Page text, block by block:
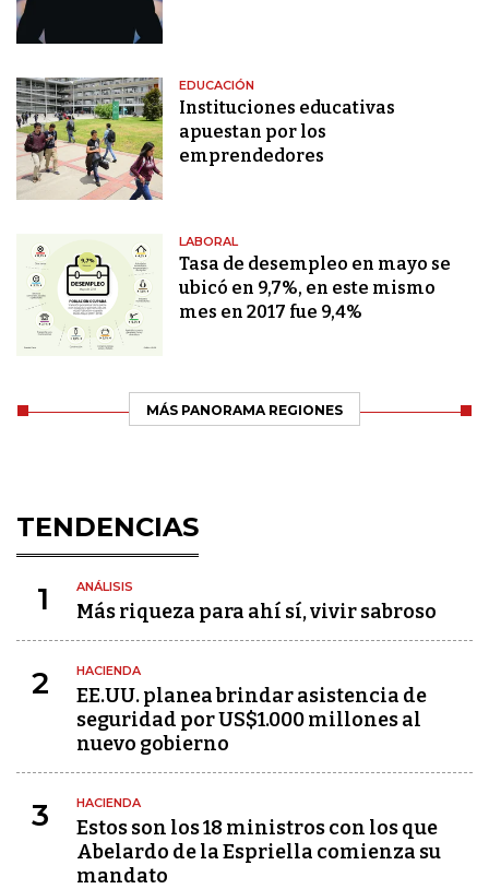
EDUCACIÓN
Instituciones educativas
apuestan por los
emprendedores
LABORAL
Tasa de desempleo en mayo se
ubicó en 9,7%, en este mismo
mes en 2017 fue 9,4%
MÁS PANORAMA REGIONES
TENDENCIAS
1 ANÁLISIS
Más riqueza para ahí sí, vivir sabroso
2 HACIENDA
EE.UU. planea brindar asistencia de
seguridad por US$1.000 millones al
nuevo gobierno
3 HACIENDA
Estos son los 18 ministros con los que
Abelardo de la Espriella comienza su
mandato